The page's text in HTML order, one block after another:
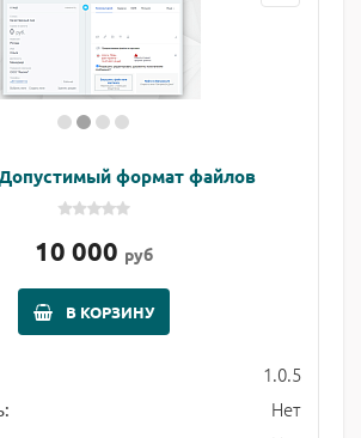
формат файлов
10 000 руб
В КОРЗИНУ
1.0.5
Нет